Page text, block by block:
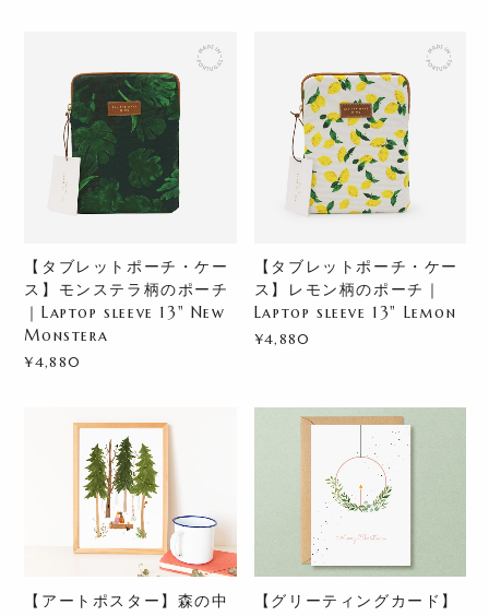
【タブレットポーチ・ケー
ス】モンステラ柄のポーチ
｜Laptop sleeve 13" New
Monstera
¥4,880
【タブレットポーチ・ケー
ス】レモン柄のポーチ｜
Laptop sleeve 13" Lemon
¥4,880
【アートポスター】森の中
【グリーティングカード】